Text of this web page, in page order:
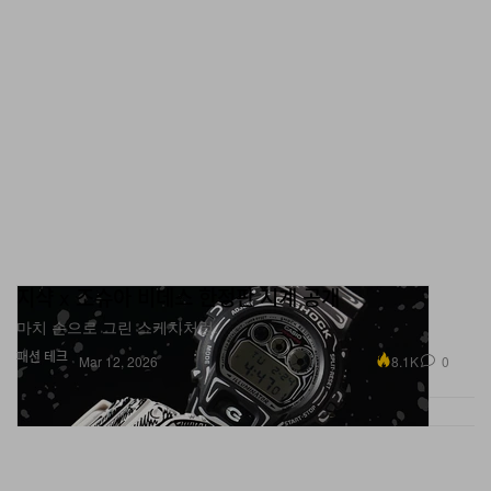
패션 테크
지샥 x 조슈아 비데스 한정판 시계 공개
마치 손으로 그린 스케치처럼.
Mar 12, 2026 8.1K 0